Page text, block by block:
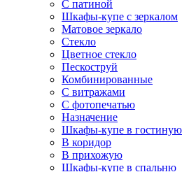
С патиной
Шкафы-купе с зеркалом
Матовое зеркало
Стекло
Цветное стекло
Пескоструй
Комбинированные
С витражами
С фотопечатью
Назначение
Шкафы-купе в гостиную
В коридор
В прихожую
Шкафы-купе в спальню